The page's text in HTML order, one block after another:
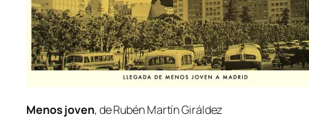
Menos jo­ven, de Rubén Martín Giráldez